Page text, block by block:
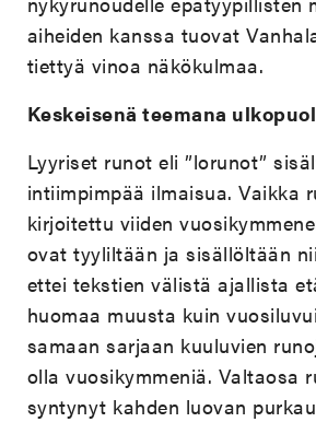
aiheiden kanssa tuovat
tiettyä vinoa näkökulmaa.
Keskeisenä teemana
Lyyriset runot eli ”lorunot”
intiimpimpää ilmaisua. Vaikka
kirjoitettu viiden
ovat tyyliltään ja sisällöltään
ettei tekstien välistä ajallista
huomaa muusta kuin
samaan sarjaan kuuluvien
olla vuosikymmeniä. Valtaosa
syntynyt kahden luovan